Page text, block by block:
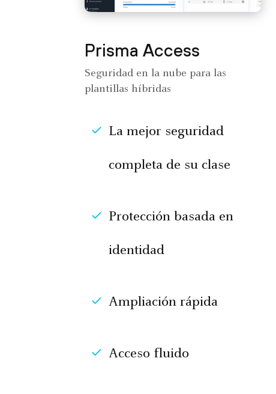
Prisma Access
Seguridad en la nube para las
plantillas híbridas
La mejor seguridad
completa de su clase
Protección basada en
identidad
Ampliación rápida
Acceso fluido